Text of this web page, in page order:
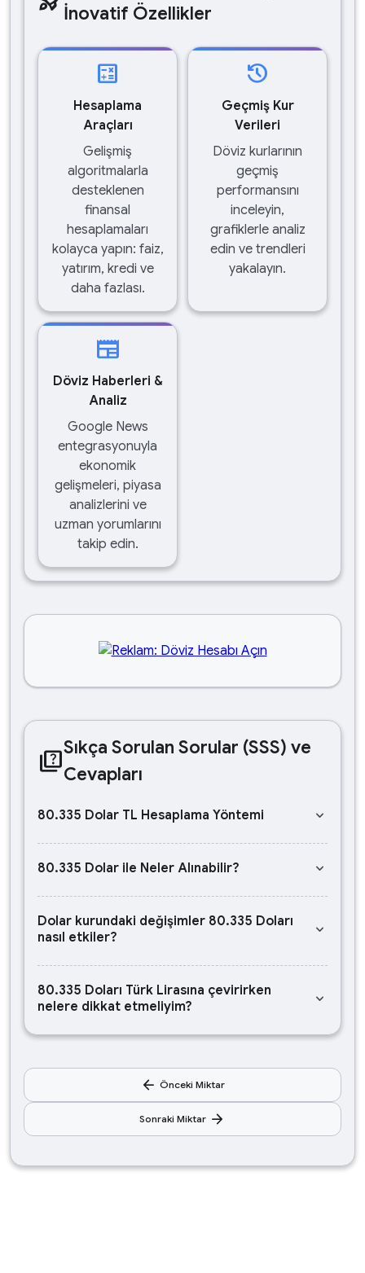
İnovatif Özellikler
calculate
Hesaplama
Araçları
Gelişmiş
algoritmalarla
desteklenen
finansal
hesaplamaları
kolayca yapın: faiz,
yatırım, kredi ve
daha fazlası.
history
Geçmiş Kur
Verileri
Döviz kurlarının
geçmiş
performansını
inceleyin,
grafiklerle analiz
edin ve trendleri
yakalayın.
newspaper
Döviz Haberleri &
Analiz
Google News
entegrasyonuyla
ekonomik
gelişmeleri, piyasa
analizlerini ve
uzman yorumlarını
takip edin.
quizSıkça Sorulan Sorular (SSS) ve
Cevapları
80.335 Dolar TL Hesaplama Yöntemi keyboard_arrow_down
80.335 Dolar ile Neler Alınabilir? keyboard_arrow_down
Dolar kurundaki değişimler 80.335 Doları
nasıl etkiler?
keyboard_arrow_down
80.335 Doları Türk Lirasına çevirirken
nelere dikkat etmeliyim?
keyboard_arrow_down
arrow_back Önceki Miktar
Sonraki Miktar arrow_forward